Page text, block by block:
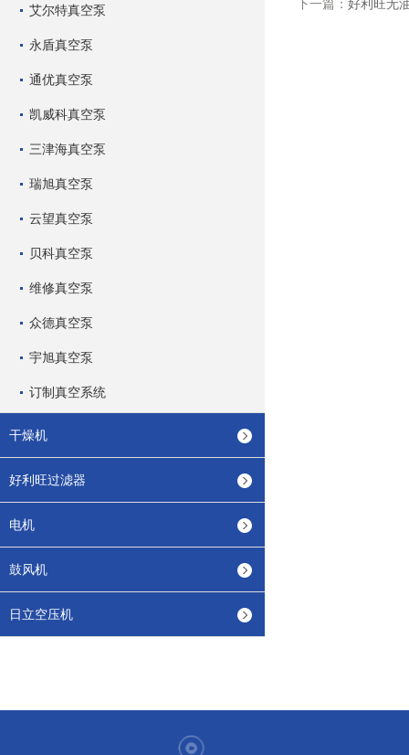
艾尔特真空泵
永盾真空泵
通优真空泵
凯威科真空泵
三津海真空泵
瑞旭真空泵
云望真空泵
贝科真空泵
维修真空泵
众德真空泵
宇旭真空泵
订制真空系统
干燥机
好利旺过滤器
电机
鼓风机
日立空压机
下一篇： 好利旺无